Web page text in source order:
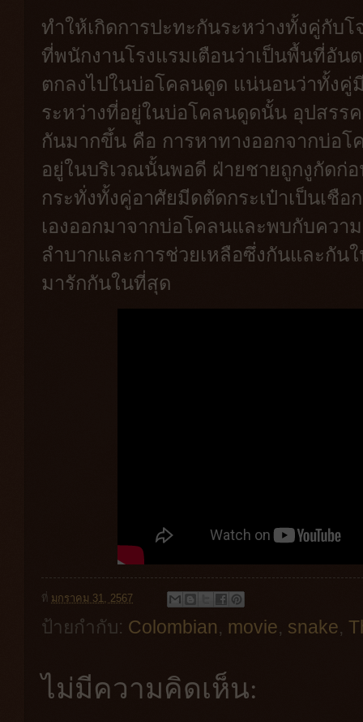
ทำให้เกิดการปะทะกันระหว่างทั้งคู่กับ
ที่พนักงานโรงแรมเตือนว่าเป็นพื้นที่อัน
ตกลงไปในบ่อโคลนดูด แน่นอนว่าทั้งคู่
ระหว่างที่อยู่ในบ่อโคลนดูดนั้น อุปสรร
กันมากขึ้น คือ การหาทางออกจากบ่อโ
อยู่ในบริเวณนั้นพอดี ฝ่ายชายถูกงูกัดก่
กระทั่งทั้งคู่อาศัยมีดตัดกระเป๋าเป็นเชื
เองออกมาจากบ่อโคลนและพบกับควา
ลำบากและการช่วยเหลือซึ่งกันและกัน
มารักกันในที่สุด
ที่ มกราคม 31, 2567
ป้ายกำกับ: Colombian, movie, snake,
ไม่มีความคิดเห็น: